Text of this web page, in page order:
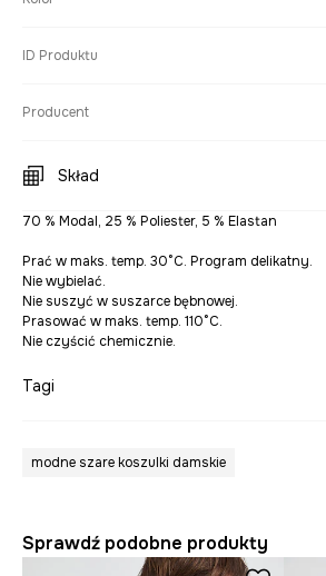
ID Produktu
Producent
Skład
70 % Modal, 25 % Poliester, 5 % Elastan
Prać w maks. temp. 30°C. Program delikatny.
Nie wybielać.
Nie suszyć w suszarce bębnowej.
Prasować w maks. temp. 110°C.
Nie czyścić chemicznie.
Tagi
modne szare koszulki damskie
Sprawdź podobne produkty